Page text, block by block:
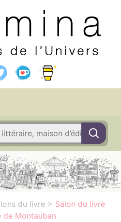
du livre > Salon du livre
de Montauban